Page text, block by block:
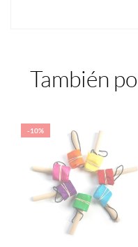
También
-10%